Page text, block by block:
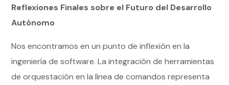
Reflexiones Finales sobre el Futuro del Desarrollo
Autónomo
Nos encontramos en un punto de inflexión en la
ingeniería de software. La integración de herramientas
de orquestación en la línea de comandos representa